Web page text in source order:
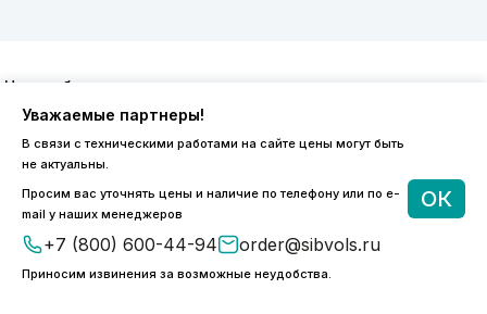
Уважаемые партнеры!
В связи с техническими работами на сайте цены могут быть
не актуальны.
Просим вас уточнять цены и наличие по телефону или по e-
mail у наших менеджеров
+7 (800) 600-44-94 order@sibvols.ru
Приносим извинения за возможные неудобства.
ОК
8 (800) 600-44-94
ПН-ПТ 9:00 - 18:00
order@sibvols.ru
О компании
Каталог
Контакты